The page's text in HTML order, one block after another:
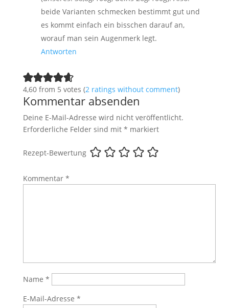
beide Varianten schmecken bestimmt gut und
es kommt einfach ein bisschen darauf an,
worauf man sein Augenmerk legt.
Antworten
4,60 from 5 votes (2 ratings without comment)
Kommentar absenden
Deine E-Mail-Adresse wird nicht veröffentlicht.
Erforderliche Felder sind mit * markiert
Rezept-Bewertung
Kommentar *
Name *
E-Mail-Adresse *